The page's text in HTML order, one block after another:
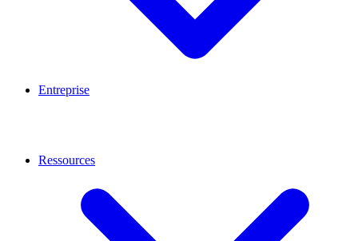
Entreprise
Ressources